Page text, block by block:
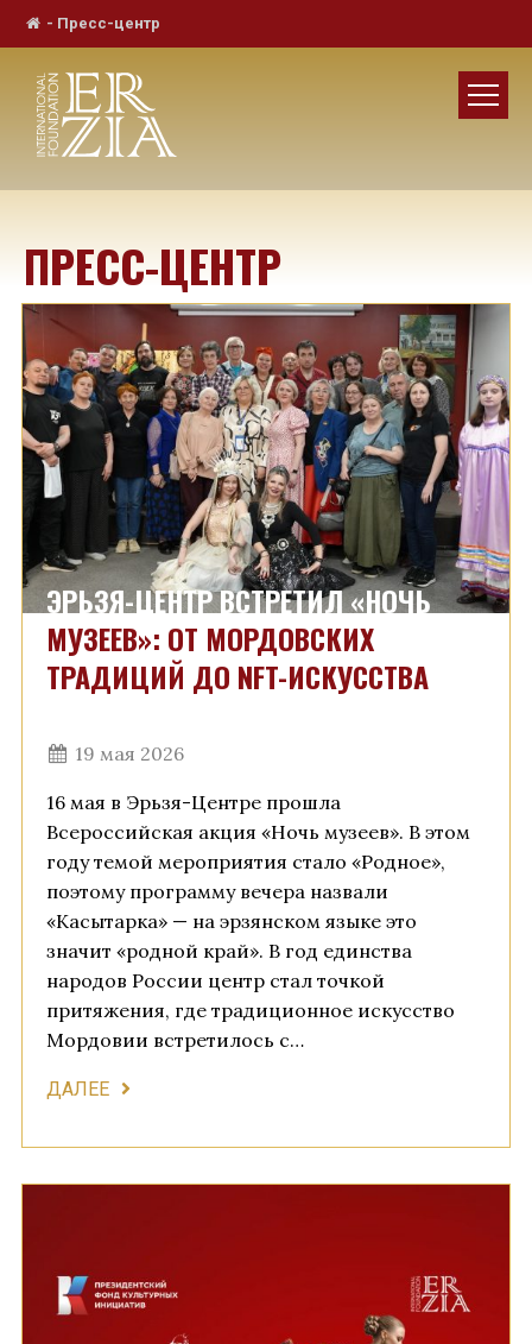
- Пресс-центр
ПРЕСС-ЦЕНТР
ЭРЬЗЯ-ЦЕНТР ВСТРЕТИЛ «НОЧЬ
МУЗЕЕВ»: ОТ МОРДОВСКИХ
ТРАДИЦИЙ ДО NFT-ИСКУССТВА
19 мая 2026
16 мая в Эрьзя-Центре прошла
Всероссийская акция «Ночь музеев». В этом
году темой мероприятия стало «Родное»,
поэтому программу вечера назвали
«Касытарка» — на эрзянском языке это
значит «родной край». В год единства
народов России центр стал точкой
притяжения, где традиционное искусство
Мордовии встретилось с…
ДАЛЕЕ